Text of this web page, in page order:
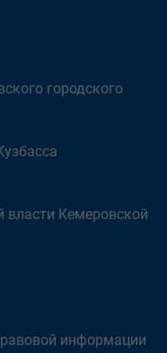
городского
власти Кемеровской
информации